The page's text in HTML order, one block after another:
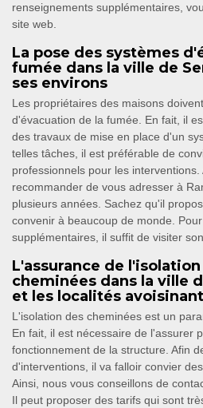
renseignements supplémentaires,
site web.
La pose des systèmes
fumée dans la ville de
ses environs
Les propriétaires des maisons
d'évacuation de la fumée. En fait, il
des travaux de mise en place d'un
telles tâches, il est préférable de
professionnels pour les
recommander de vous adresser à
plusieurs années. Sachez qu'il
convenir à beaucoup de monde.
supplémentaires, il suffit de visiter
L'assurance de
cheminées dans la ville
et les localités
L'isolation des cheminées est un
En fait, il est nécessaire de l'assurer
fonctionnement de la structure. Afin
d'interventions, il va falloir convier
Ainsi, nous vous conseillons de
Il peut proposer des tarifs qui sont